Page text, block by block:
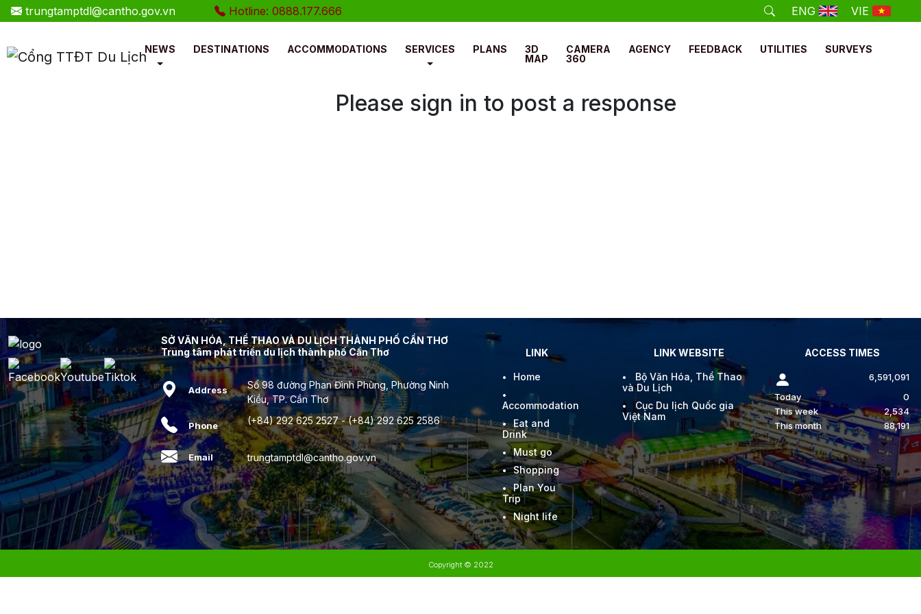
trungtamptdl@cantho.gov.vn ENG VIE
Hotline: 0888.177.666
NEWS DESTINATIONS ACCOMMODATIONS SERVICES PLANS
3D
MAP
CAMERA
360
AGENCY FEEDBACK UTILITIES SURVEYS
Please sign in to post a response
SỞ VĂN HÓA, THỂ THAO VÀ DU LỊCH THÀNH PHỐ CẦN THƠ
Trung tâm phát triển du lịch thành phố Cần Thơ
Address
Số 98 đường Phan Đình Phùng, Phường Ninh
Kiều, TP. Cần Thơ
Phone (+84) 292 625 2527 - (+84) 292 625 2586
Email trungtamptdl@cantho.gov.vn
LINK
Home
Accommodation
Eat and
Drink
Must go
Shopping
Plan You
Trip
Night life
LINK WEBSITE
Bộ Văn Hóa, Thể Thao
và Du Lịch
Cục Du lịch Quốc gia
Việt Nam
ACCESS TIMES
6,591,091
Today
0
This week
2,534
This month
88,191
Copyright © 2022